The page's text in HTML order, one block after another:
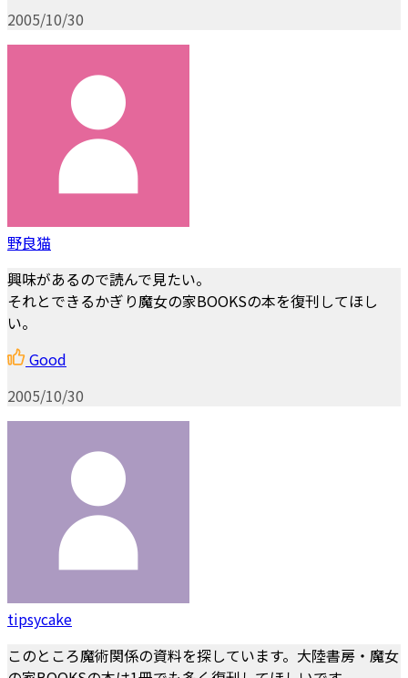
2005/10/30
野良猫
興味があるので読んで見たい。
それとできるかぎり魔女の家BOOKSの本を復刊してほし
い。
Good
2005/10/30
tipsycake
このところ魔術関係の資料を探しています。大陸書房・魔女